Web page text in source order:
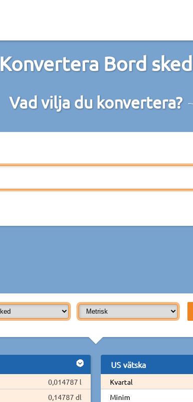
Konvertera Bord sked
Vad vilja du konvertera?
0,014787 l
0,14787 dl
US vätska
Kvartal
Minim